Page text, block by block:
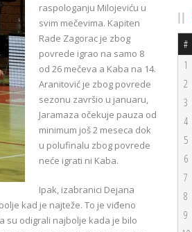
raspologanju Milojeviću u
svim mečevima. Kapiten
Rade Zagorac je zbog
povrede igrao na samo 8
od 26 mečeva a Kaba na 14.
Aranitović je zbog povrede
sezonu završio u januaru,
Jaramaza očekuje pauza od
minimum još 2 meseca dok
u polufinalu zbog povrede
neće igrati ni Kaba.
Ipak, izabranici Dejana
kad je najteže. To je viđeno
su odigrali najbolje kada je bilo
#
1
2
3
4
5
6
7
8
9